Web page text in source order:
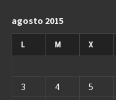
agosto 2015
L M X
3
4 5